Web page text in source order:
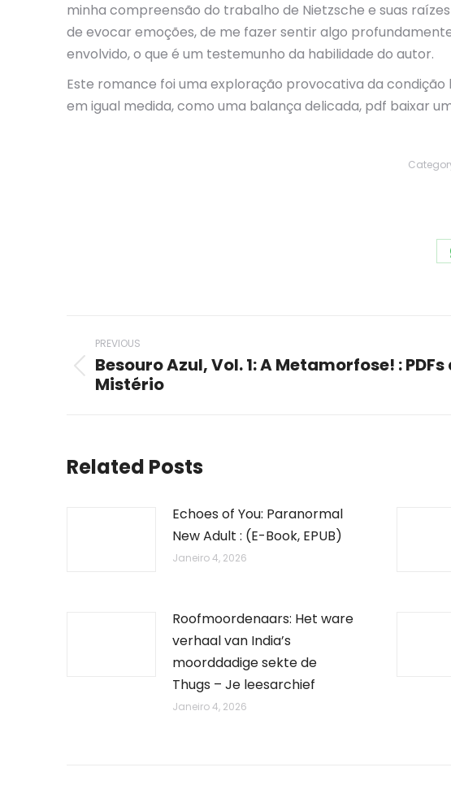
minha compreensão do trabalho de Nietzsche e suas
de evocar emoções, de me fazer sentir algo
envolvido, o que é um testemunho da habilidade do autor.
Este romance foi uma exploração provocativa da condição
em igual medida, como uma balança delicada, pdf baixar
Post
navigation
PREVIOUS
Previous
Besouro Azul, Vol. 1: A Metamorfose! : PDFs
Mistério
Related Posts
Echoes of You: Paranormal
New Adult : (E-Book, EPUB)
Janeiro 4, 2026
Roofmoordenaars: Het ware
verhaal van India’s
moorddadige sekte de
Thugs – Je leesarchief
Janeiro 4, 2026